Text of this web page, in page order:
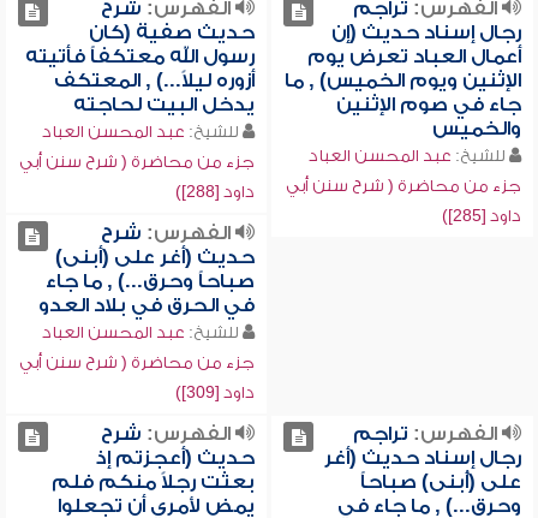
الفهرس: تراجم
رجال إسناد حديث (إن
أعمال العباد تعرض يوم
الإثنين ويوم الخميس) , ما
جاء في صوم الإثنين
والخميس
للشيخ: عبد المحسن العباد
جزء من محاضرة ( شرح سنن أبي
داود [285])
الفهرس: شرح
حديث صفية (كان
رسول الله معتكفاً فأتيته
أزوره ليلاً...) , المعتكف
يدخل البيت لحاجته
للشيخ: عبد المحسن العباد
جزء من محاضرة ( شرح سنن أبي
داود [288])
الفهرس: شرح
حديث (أغر على (أبنى)
صباحاً وحرق...) , ما جاء
في الحرق في بلاد العدو
للشيخ: عبد المحسن العباد
جزء من محاضرة ( شرح سنن أبي
داود [309])
الفهرس: تراجم
رجال إسناد حديث (أغر
على (أُبنى) صباحاً
وحرق...) , ما جاء في
الفهرس: شرح
حديث (أعجزتم إذ
بعثت رجلاً منكم فلم
يمض لأمري أن تجعلوا